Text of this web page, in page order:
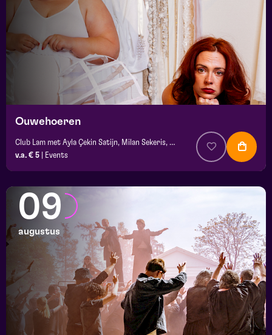
Ouwehoeren
Club Lam met Ayla Çekin Satijn, Milan Sekeris, Dic van Duin, Jean-Baptiste Rey e.a.
v.a. € 5
Events
09
augustus